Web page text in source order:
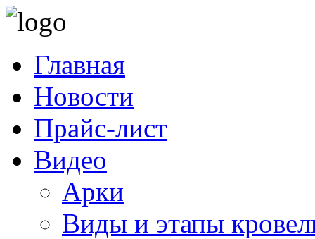
Главная
Новости
Прайс-лист
Видео
Арки
Виды и этапы